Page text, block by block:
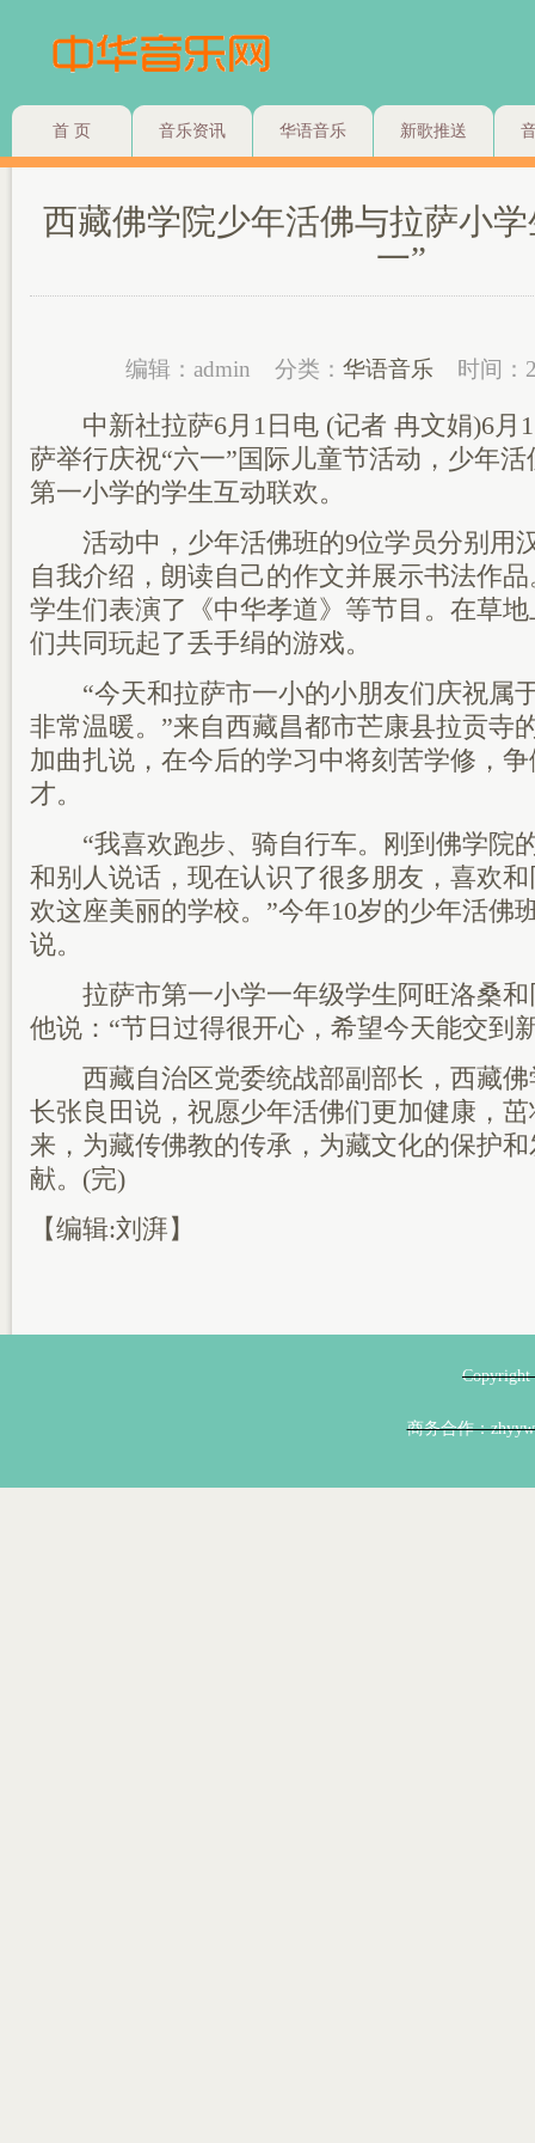
首 页 音乐资讯 华语音乐 新歌推送
西藏佛学院少年活佛与拉萨小
一”
编辑：admin 分类： 华语音乐 时间：
中新社拉萨6月1日电 (记者 冉文娟)6月1
萨举行庆祝“六一”国际儿童节活动，少年
第一小学的学生互动联欢。
活动中，少年活佛班的9位学员分别用
自我介绍，朗读自己的作文并展示书法作
学生们表演了《中华孝道》等节目。在草
们共同玩起了丢手绢的游戏。
“今天和拉萨市一小的小朋友们庆祝属
非常温暖。”来自西藏昌都市芒康县拉贡寺
加曲扎说，在今后的学习中将刻苦学修，
才。
“我喜欢跑步、骑自行车。刚到佛学院
和别人说话，现在认识了很多朋友，喜欢
欢这座美丽的学校。”今年10岁的少年活佛
说。
拉萨市第一小学一年级学生阿旺洛桑和
他说：“节日过得很开心，希望今天能交到
西藏自治区党委统战部副部长，西藏佛
长张良田说，祝愿少年活佛们更加健康，
来，为藏传佛教的传承，为藏文化的保护
献。(完)
【编辑:刘湃】
商务合作：